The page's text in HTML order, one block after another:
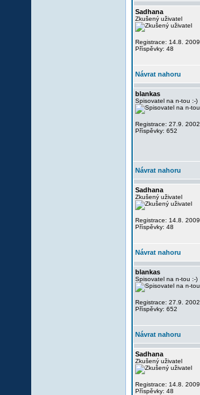
Sadhana
Zkušený uživatel
Registrace: 14.8. 2009
Příspěvky: 48
Návrat nahoru
blankas
Spisovatel na n-tou :-)
Registrace: 27.9. 2002
Příspěvky: 652
Návrat nahoru
Sadhana
Zkušený uživatel
Registrace: 14.8. 2009
Příspěvky: 48
Návrat nahoru
blankas
Spisovatel na n-tou :-)
Registrace: 27.9. 2002
Příspěvky: 652
Návrat nahoru
Sadhana
Zkušený uživatel
Registrace: 14.8. 2009
Příspěvky: 48